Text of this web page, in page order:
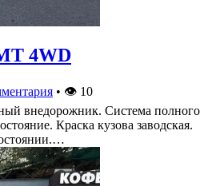
4WD
• 👁 10
внедорожник. Система полного
Краска кузова заводская.